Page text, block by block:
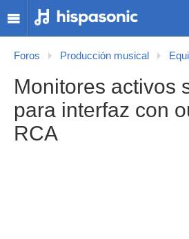
Foros Producción musical
Monitores activos
para interfaz con
RCA